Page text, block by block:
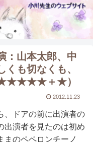
：山本太郎、中
も切なくも、
★★★★★＋★）
2012.11.23
ドアの前に出演者の
出演者を見たのは初め
まのペペロンチーノ